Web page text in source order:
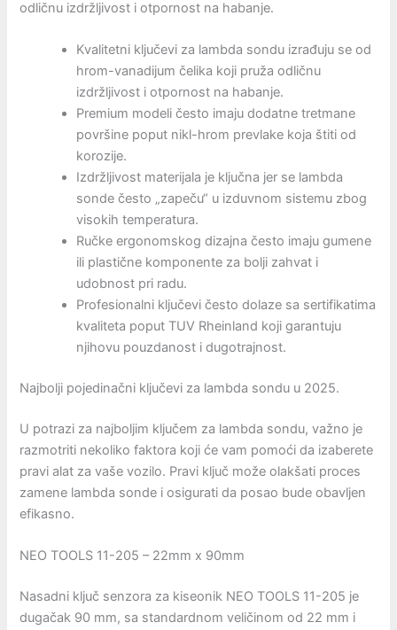
odličnu izdržljivost i otpornost na habanje.
Kvalitetni ključevi za lambda sondu izrađuju se od
hrom-vanadijum čelika koji pruža odličnu
izdržljivost i otpornost na habanje.
Premium modeli često imaju dodatne tretmane
površine poput nikl-hrom prevlake koja štiti od
korozije.
Izdržljivost materijala je ključna jer se lambda
sonde često „zapeču“ u izduvnom sistemu zbog
visokih temperatura.
Ručke ergonomskog dizajna često imaju gumene
ili plastične komponente za bolji zahvat i
udobnost pri radu.
Profesionalni ključevi često dolaze sa sertifikatima
kvaliteta poput TUV Rheinland koji garantuju
njihovu pouzdanost i dugotrajnost.
Najbolji pojedinačni ključevi za lambda sondu u 2025.
U potrazi za najboljim ključem za lambda sondu, važno je
razmotriti nekoliko faktora koji će vam pomoći da izaberete
pravi alat za vaše vozilo. Pravi ključ može olakšati proces
zamene lambda sonde i osigurati da posao bude obavljen
efikasno.
NEO TOOLS 11-205 – 22mm x 90mm
Nasadni ključ senzora za kiseonik NEO TOOLS 11-205 je
dugačak 90 mm, sa standardnom veličinom od 22 mm i